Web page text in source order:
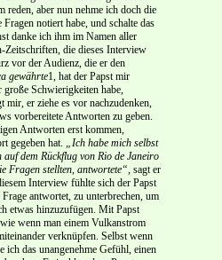
reden, aber nun nehme ich doch die
notiert habe, und schalte das
danke ich ihm im Namen aller
Zeitschriften, die dieses Interview
vor der Audienz, die er den
gewährte1, hat der Papst mir
große Schwierigkeiten habe,
mir, er ziehe es vor nachzudenken,
vorbereitete Antworten zu geben.
Antworten erst kommen,
gegeben hat. „Ich habe mich selbst
dem Rückflug von Rio de Janeiro
Fragen stellten, antwortete“, sagt er
Interview fühlte sich der Papst
antwortet, zu unterbrechen, um
etwas hinzuzufügen. Mit Papst
wenn man einem Vulkanstrom
verknüpfen. Selbst wenn
ich das unangenehme Gefühl, einen